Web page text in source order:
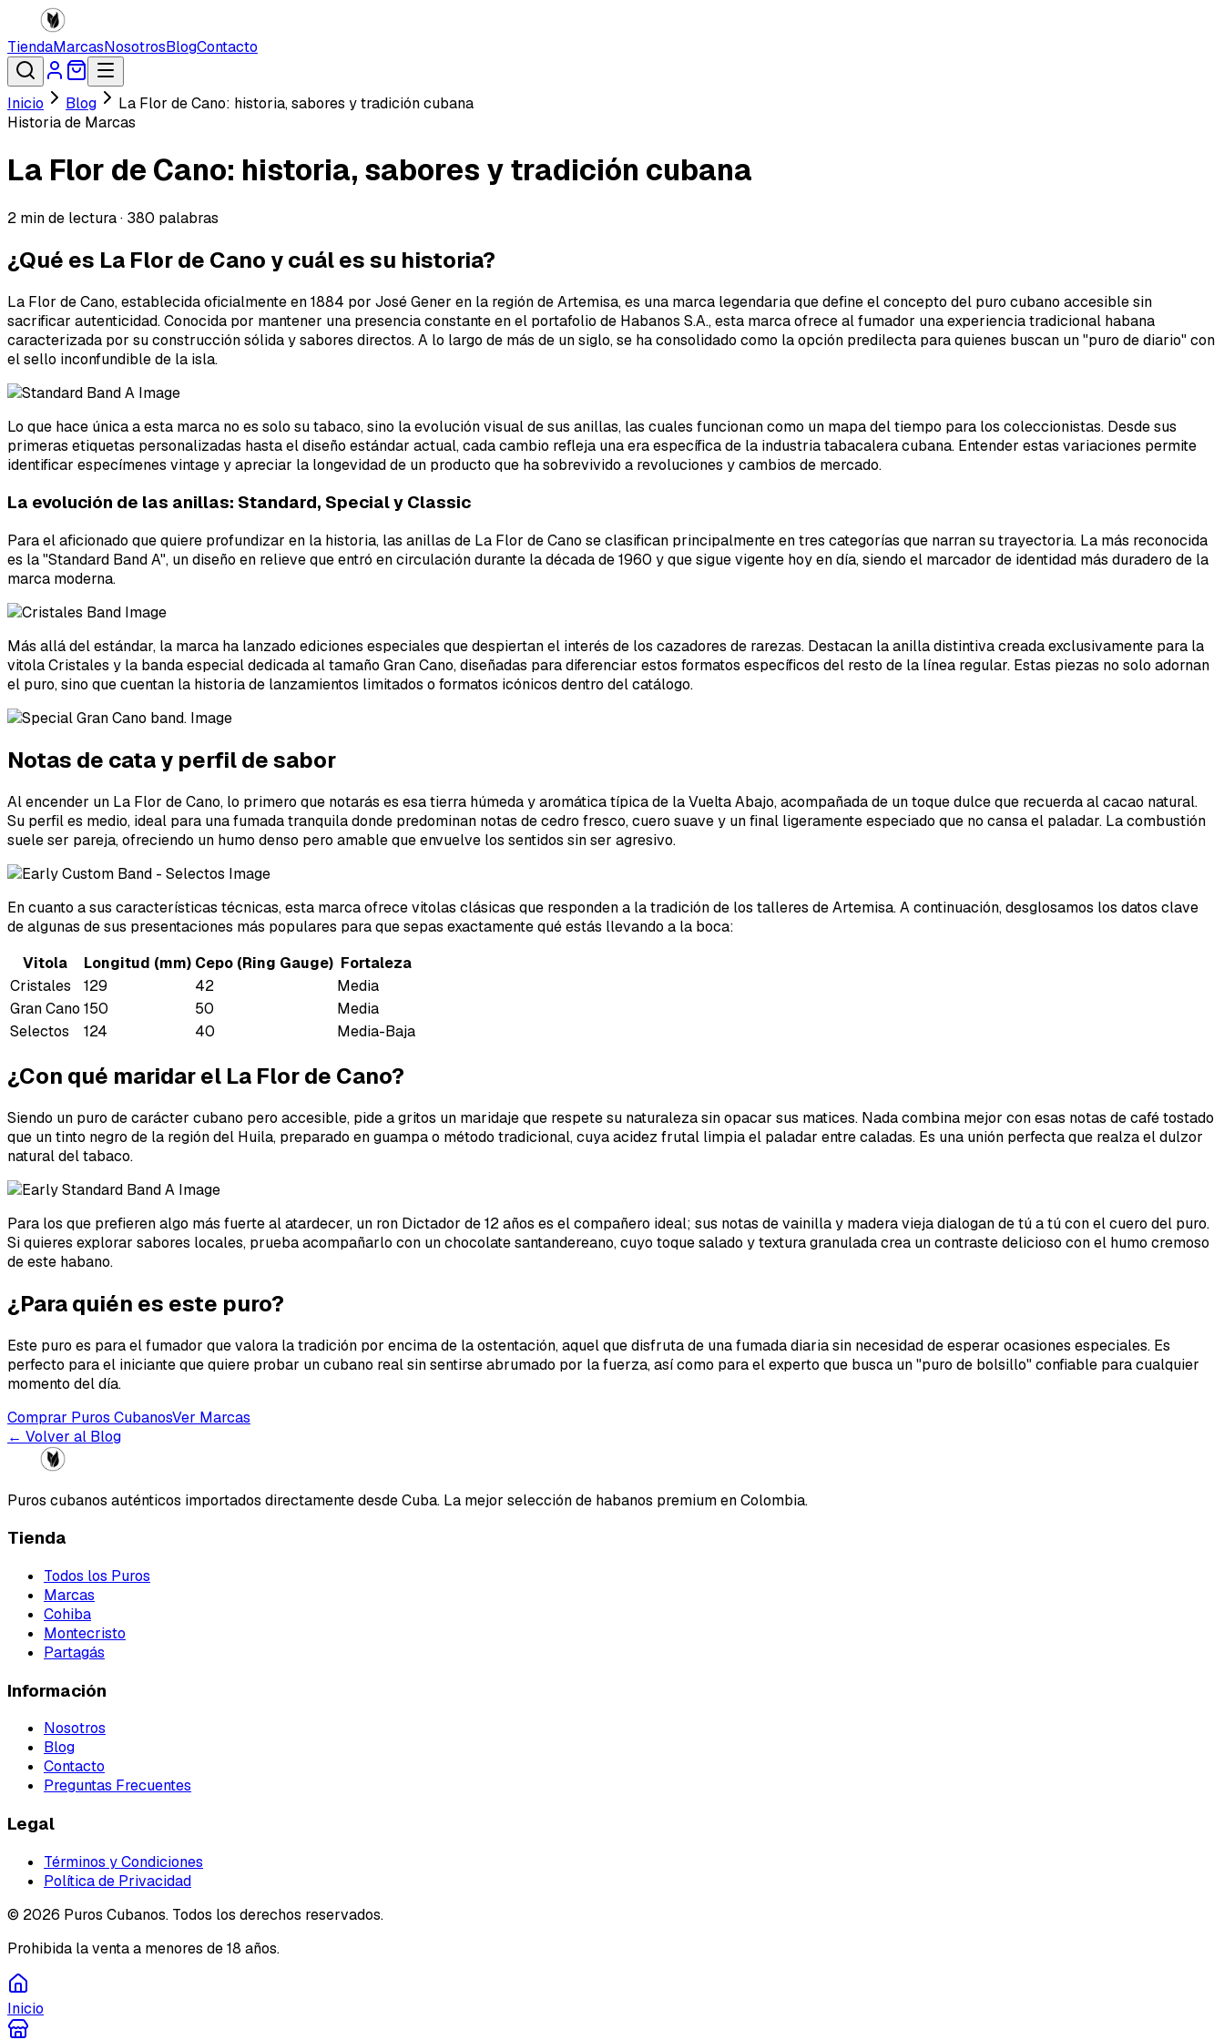
TiendaMarcasNosotrosBlogContacto
Inicio Blog
La Flor de Cano: historia, sabores y tradición cubana
Historia de Marcas
La Flor de Cano: historia, sabores y tradición cubana
2 min de lectura · 380 palabras
¿Qué es La Flor de Cano y cuál es su historia?
La Flor de Cano, establecida oficialmente en 1884 por José Gener en la región de Artemisa, es una marca legendaria que define el concepto del puro cubano accesible sin
sacrificar autenticidad. Conocida por mantener una presencia constante en el portafolio de Habanos S.A., esta marca ofrece al fumador una experiencia tradicional habana
caracterizada por su construcción sólida y sabores directos. A lo largo de más de un siglo, se ha consolidado como la opción predilecta para quienes buscan un "puro de diario" con
el sello inconfundible de la isla.
Lo que hace única a esta marca no es solo su tabaco, sino la evolución visual de sus anillas, las cuales funcionan como un mapa del tiempo para los coleccionistas. Desde sus
primeras etiquetas personalizadas hasta el diseño estándar actual, cada cambio refleja una era específica de la industria tabacalera cubana. Entender estas variaciones permite
identificar especímenes vintage y apreciar la longevidad de un producto que ha sobrevivido a revoluciones y cambios de mercado.
La evolución de las anillas: Standard, Special y Classic
Para el aficionado que quiere profundizar en la historia, las anillas de La Flor de Cano se clasifican principalmente en tres categorías que narran su trayectoria. La más reconocida
es la "Standard Band A", un diseño en relieve que entró en circulación durante la década de 1960 y que sigue vigente hoy en día, siendo el marcador de identidad más duradero de la
marca moderna.
Más allá del estándar, la marca ha lanzado ediciones especiales que despiertan el interés de los cazadores de rarezas. Destacan la anilla distintiva creada exclusivamente para la
vitola Cristales y la banda especial dedicada al tamaño Gran Cano, diseñadas para diferenciar estos formatos específicos del resto de la línea regular. Estas piezas no solo adornan
el puro, sino que cuentan la historia de lanzamientos limitados o formatos icónicos dentro del catálogo.
Notas de cata y perfil de sabor
Al encender un La Flor de Cano, lo primero que notarás es esa tierra húmeda y aromática típica de la Vuelta Abajo, acompañada de un toque dulce que recuerda al cacao natural.
Su perfil es medio, ideal para una fumada tranquila donde predominan notas de cedro fresco, cuero suave y un final ligeramente especiado que no cansa el paladar. La combustión
suele ser pareja, ofreciendo un humo denso pero amable que envuelve los sentidos sin ser agresivo.
En cuanto a sus características técnicas, esta marca ofrece vitolas clásicas que responden a la tradición de los talleres de Artemisa. A continuación, desglosamos los datos clave
de algunas de sus presentaciones más populares para que sepas exactamente qué estás llevando a la boca:
Vitola
Longitud (mm) Cepo (Ring Gauge) Fortaleza
Cristales
129 42
Media
Gran Cano 150 50
Media
Selectos
124 40 Media-Baja
¿Con qué maridar el La Flor de Cano?
Siendo un puro de carácter cubano pero accesible, pide a gritos un maridaje que respete su naturaleza sin opacar sus matices. Nada combina mejor con esas notas de café tostado
que un tinto negro de la región del Huila, preparado en guampa o método tradicional, cuya acidez frutal limpia el paladar entre caladas. Es una unión perfecta que realza el dulzor
natural del tabaco.
Para los que prefieren algo más fuerte al atardecer, un ron Dictador de 12 años es el compañero ideal; sus notas de vainilla y madera vieja dialogan de tú a tú con el cuero del puro.
Si quieres explorar sabores locales, prueba acompañarlo con un chocolate santandereano, cuyo toque salado y textura granulada crea un contraste delicioso con el humo cremoso
de este habano.
¿Para quién es este puro?
Este puro es para el fumador que valora la tradición por encima de la ostentación, aquel que disfruta de una fumada diaria sin necesidad de esperar ocasiones especiales. Es
perfecto para el iniciante que quiere probar un cubano real sin sentirse abrumado por la fuerza, así como para el experto que busca un "puro de bolsillo" confiable para cualquier
momento del día.
Comprar Puros CubanosVer Marcas
← Volver al Blog
Puros cubanos auténticos importados directamente desde Cuba. La mejor selección de habanos premium en Colombia.
Tienda
Todos los Puros
Marcas
Cohiba
Montecristo
Partagás
Información
Nosotros
Blog
Contacto
Preguntas Frecuentes
Legal
Términos y Condiciones
Política de Privacidad
© 2026 Puros Cubanos. Todos los derechos reservados.
Prohibida la venta a menores de 18 años.
Inicio